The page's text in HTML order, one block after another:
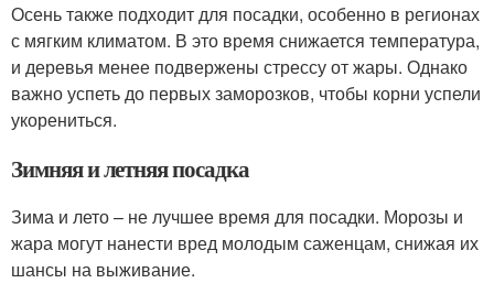
Осень также подходит для посадки, особенно в регионах
с мягким климатом. В это время снижается температура,
и деревья менее подвержены стрессу от жары. Однако
важно успеть до первых заморозков, чтобы корни успели
укорениться.
Зимняя и летняя посадка
Зима и лето – не лучшее время для посадки. Морозы и
жара могут нанести вред молодым саженцам, снижая их
шансы на выживание.